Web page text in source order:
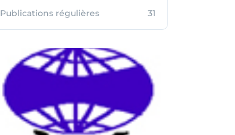
Publications régulières 31